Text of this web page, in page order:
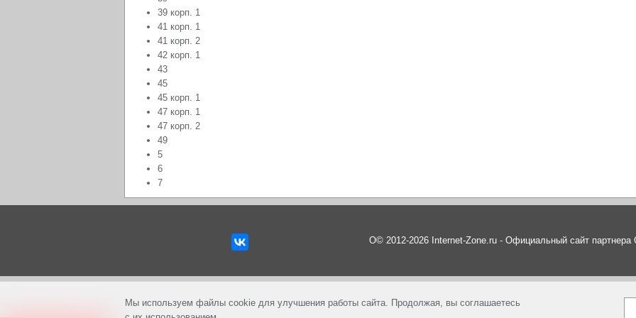
39 корп. 1
41 корп. 1
41 корп. 2
42 корп. 1
43
45
45 корп. 1
47 корп. 1
47 корп. 2
49
5
6
7
О© 2012-2026 Internet-Zone.ru - Официальный сайт
Мы используем файлы cookie для улучшения работы сайта. Продолжая, вы соглашаетесь